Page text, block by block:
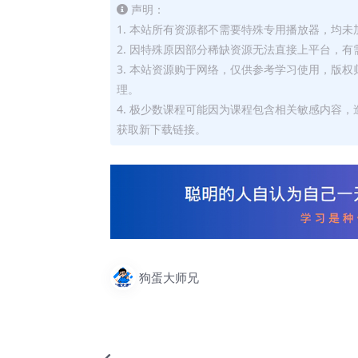
声明：
1. 本站所有资源都不需要特殊专用播放器，均未
2. 因特殊原因部分稀缺资源无法直接上平台，
3. 本站资源购于网络，仅供参考学习使用，版
理。
4. 极少数课程可能因为课程包含相关敏感内容
获取新下载链接。
狗蛋大师兄